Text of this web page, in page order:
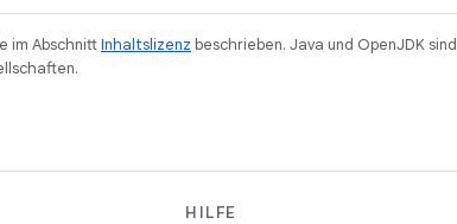
im AbschnittInhaltslizenz beschrieben. Java und OpenJDK sind
HILFE